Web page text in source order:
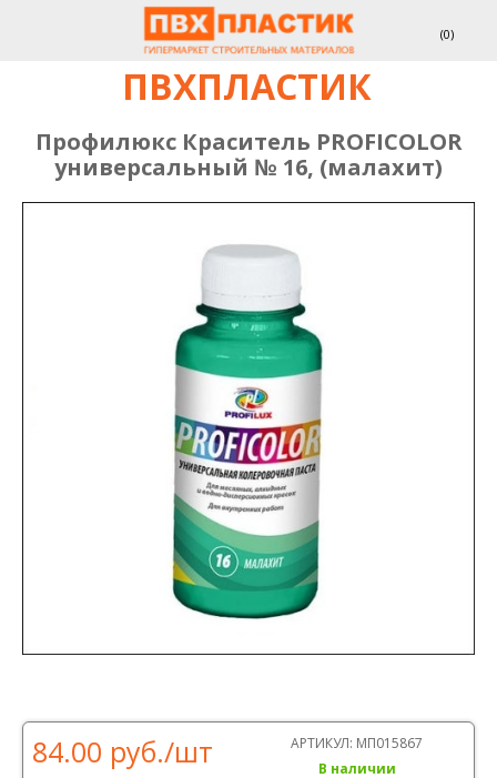
(0)
ПВХПЛАСТИК
Профилюкс Краситель PROFICOLOR
универсальный № 16, (малахит)
84.00 руб./шт АРТИКУЛ: МП015867
В наличии